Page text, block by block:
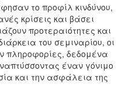
το προφίλ κινδύνου,
κρίσεις και βάσει
προτεραιότητες και
του σεμιναρίου, οι
πληροφορίες, δεδομένα
έναν γόνιμο
και την ασφάλεια της